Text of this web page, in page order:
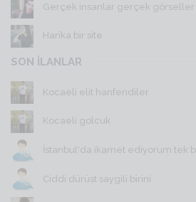
Gerçek insanlar gerçek görseller
Harika bir site
SON İLANLAR
Kocaeli elit hanfendiler
Kocaeli golcuk
İstanbul'da ikamet ediyorum tek
Ciddi dürüst saygili birini